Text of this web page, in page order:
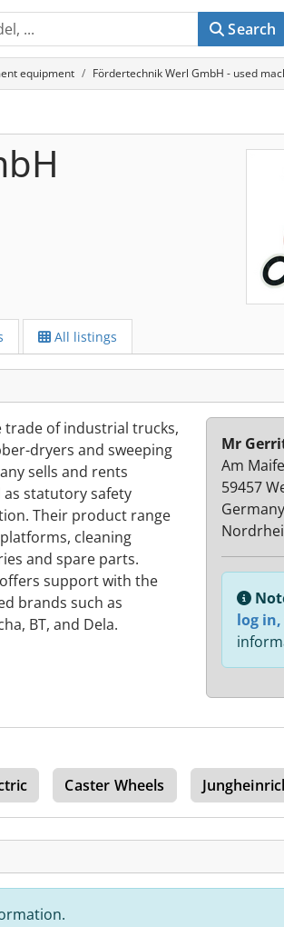
Search
equipment Fördertechnik Werl GmbH - used
All listings
trade of industrial trucks,
dryers and sweeping
sells and rents
as statutory safety
Their product range
cleaning
and spare parts.
support with the
brands such as
BT, and Dela.
Mr
Am
59457
Germany
log in,
Caster Wheels